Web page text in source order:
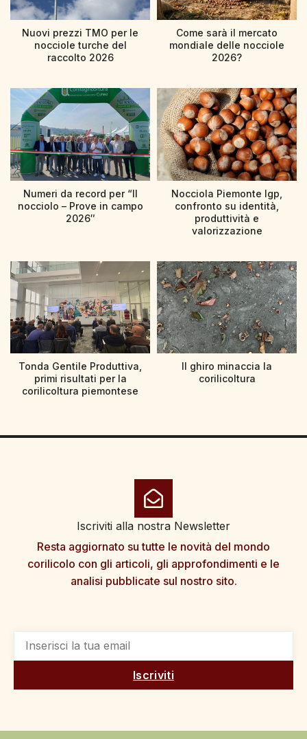
Nuovi prezzi TMO per le
nocciole turche del
raccolto 2026
Come sarà il mercato
mondiale delle nocciole
2026?
Numeri da record per “Il
nocciolo – Prove in campo
2026″
Nocciola Piemonte Igp,
confronto su identità,
produttività e
valorizzazione
Tonda Gentile Produttiva,
primi risultati per la
corilicoltura piemontese
Il ghiro minaccia la
corilicoltura
Iscriviti alla nostra Newsletter
Resta aggiornato su tutte le novità del mondo
corilicolo con gli articoli, gli approfondimenti e le
analisi pubblicate sul nostro sito.
Iscriviti